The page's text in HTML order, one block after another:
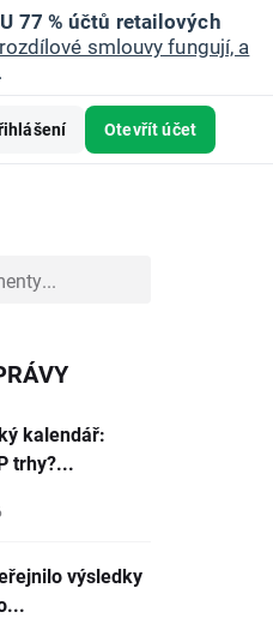
U 77 % účtů retailových
smlouvy fungují, a
Otevřít účet
kalendář:
trhy?...
výsledky